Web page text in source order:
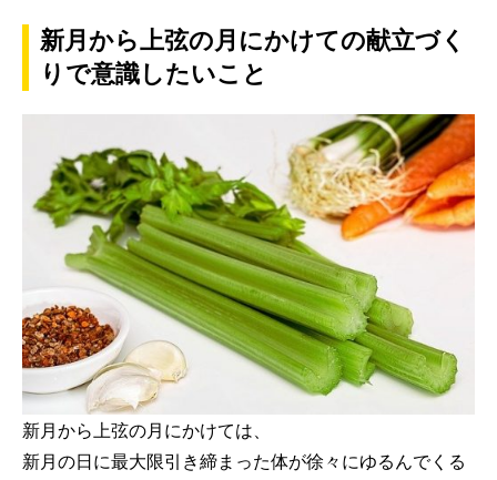
新月から上弦の月にかけての献立づく
りで意識したいこと
新月から上弦の月にかけては、
新月の日に最大限引き締まった体が徐々にゆるんでくる